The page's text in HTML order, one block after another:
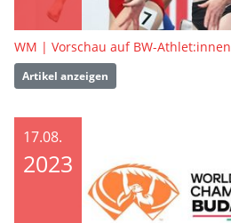
WM | Vorschau auf BW-Athlet:innen
Artikel anzeigen
17.08.
2023